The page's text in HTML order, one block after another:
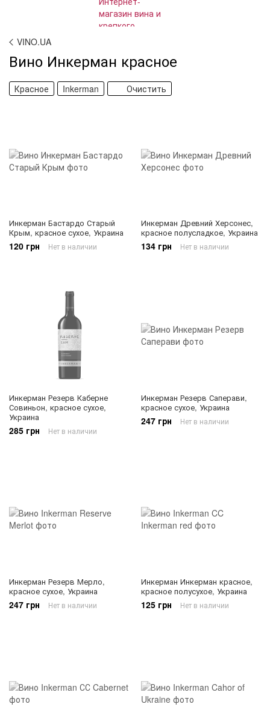
VINO.UA
Вино Инкерман красное
Красное Inkerman Очистить
Инкерман Бастардо Старый
Крым, красное сухое, Украина
120 грн Нет в наличии
Инкерман Древний Херсонес,
красное полусладкое, Украина
134 грн Нет в наличии
Инкерман Резерв Каберне
Совиньон, красное сухое,
Украина
285 грн Нет в наличии
Инкерман Резерв Саперави,
красное сухое, Украина
247 грн Нет в наличии
Инкерман Резерв Мерло,
красное сухое, Украина
247 грн Нет в наличии
Инкерман Инкерман красное,
красное полусухое, Украина
125 грн Нет в наличии